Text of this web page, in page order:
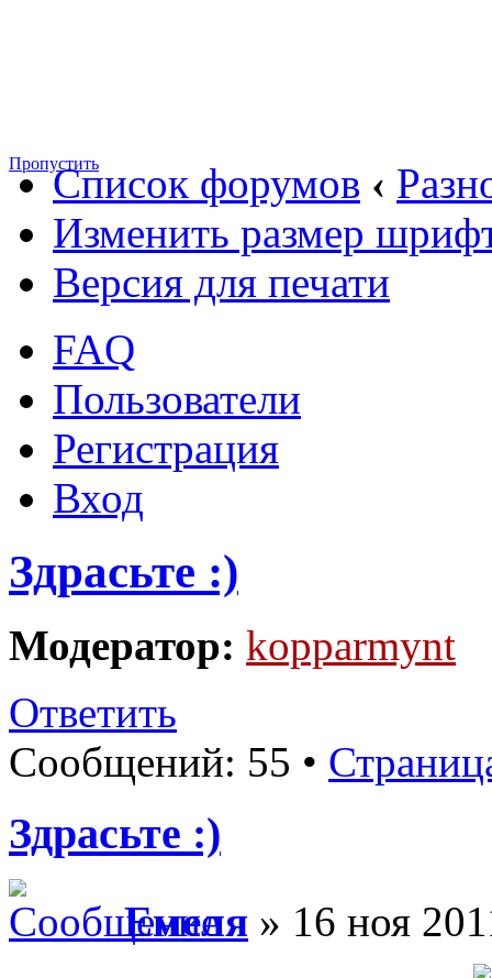
ПропуститьСписок форумов ‹
Изменить размер
Версия для печати
FAQ
Пользователи
Регистрация
Вход
Здрасьте :)
Модератор: kopparmynt
Ответить
Сообщений: 55 •
Здрасьте :)
Емеля » 16 ноя